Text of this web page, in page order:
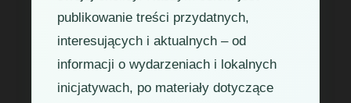
publikowanie treści przydatnych,
interesujących i aktualnych – od
informacji o wydarzeniach i lokalnych
inicjatywach, po materiały dotyczące